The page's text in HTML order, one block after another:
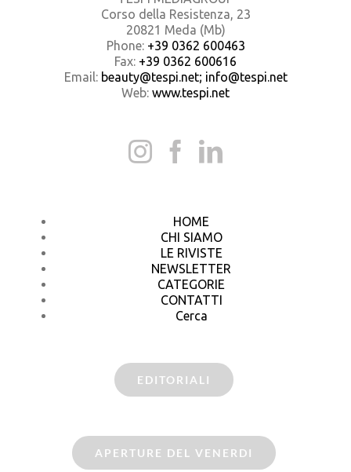
Corso della Resistenza, 23
20821 Meda (Mb)
Phone: +39 0362 600463
Fax: +39 0362 600616
Email: beauty@tespi.net; info@tespi.net
Web: www.tespi.net
HOME
CHI SIAMO
LE RIVISTE
NEWSLETTER
CATEGORIE
CONTATTI
Cerca
EDITORIALI
APERTURE DEL VENERDI